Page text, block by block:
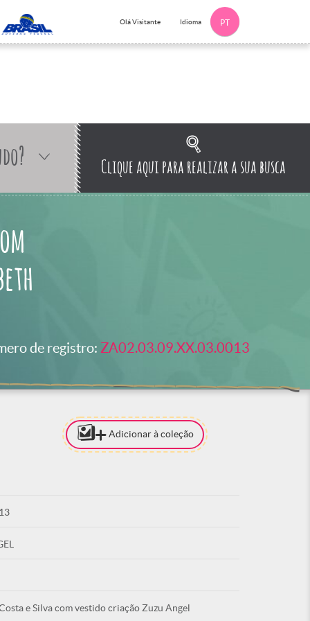
Olá Visitante Idioma PT
Clique aqui para realizar a sua busca
de registro: ZA02.03.09.XX.03.0013
Adicionar à coleção
e Silva com vestido criação Zuzu Angel